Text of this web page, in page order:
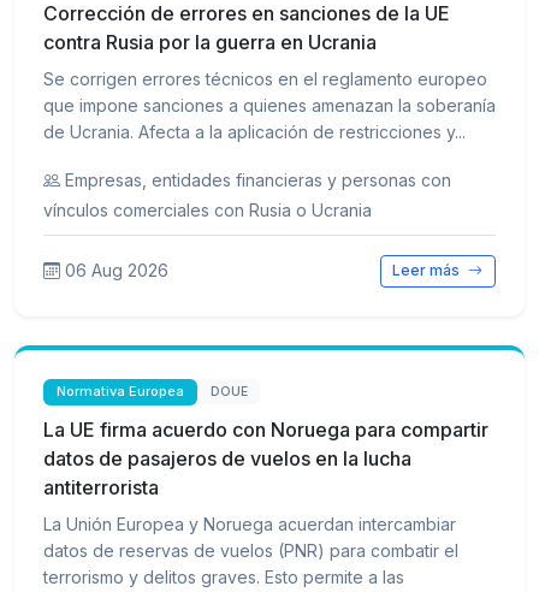
Corrección de errores en sanciones de la UE
contra Rusia por la guerra en Ucrania
Se corrigen errores técnicos en el reglamento europeo
que impone sanciones a quienes amenazan la soberanía
de Ucrania. Afecta a la aplicación de restricciones y...
Empresas, entidades financieras y personas con
vínculos comerciales con Rusia o Ucrania
06 Aug 2026 Leer más
Normativa Europea DOUE
La UE firma acuerdo con Noruega para compartir
datos de pasajeros de vuelos en la lucha
antiterrorista
La Unión Europea y Noruega acuerdan intercambiar
datos de reservas de vuelos (PNR) para combatir el
terrorismo y delitos graves. Esto permite a las